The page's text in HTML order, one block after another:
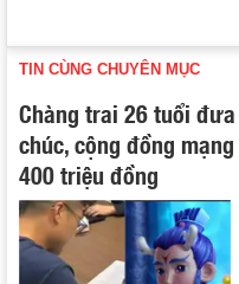
TIN CÙNG CHUYÊN MỤC
Chàng trai 26 tuổi
chúc, cộng đồng
400 triệu đồng